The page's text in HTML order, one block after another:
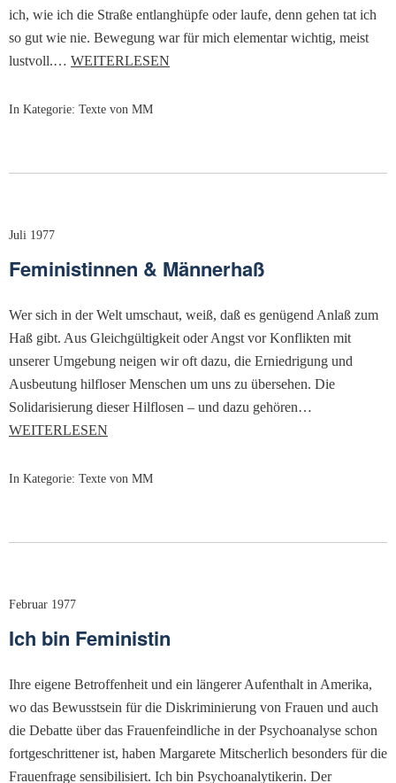
ich, wie ich die Straße entlanghüpfe oder laufe, denn gehen tat ich
so gut wie nie. Bewegung war für mich elementar wichtig, meist
lustvoll.… WEITERLESEN
In Kategorie: Texte von MM
Juli 1977
Feministinnen & Männerhaß
Wer sich in der Welt umschaut, weiß, daß es genügend Anlaß zum
Haß gibt. Aus Gleichgültigkeit oder Angst vor Konflikten mit
unserer Umgebung neigen wir oft dazu, die Erniedrigung und
Ausbeutung hilfloser Menschen um uns zu übersehen. Die
Solidarisierung dieser Hilflosen – und dazu gehören…
WEITERLESEN
In Kategorie: Texte von MM
Februar 1977
Ich bin Feministin
Ihre eigene Betroffenheit und ein längerer Aufenthalt in Amerika,
wo das Bewusstsein für die Diskriminierung von Frauen und auch
die Debatte über das Frauenfeindliche in der Psychoanalyse schon
fortgeschrittener ist, haben Margarete Mitscherlich besonders für die
Frauenfrage sensibilisiert. Ich bin Psychoanalytikerin. Der